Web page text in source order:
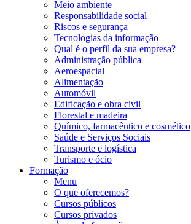
Meio ambiente
Responsabilidade social
Riscos e segurança
Tecnologias da informação
Qual é o perfil da sua empresa?
Administração pública
Aeroespacial
Alimentação
Automóvil
Edificação e obra civil
Florestal e madeira
Químico, farmacêutico e cosmético
Saúde e Serviços Sociais
Transporte e logística
Turismo e ócio
Formação
Menu
O que oferecemos?
Cursos públicos
Cursos privados